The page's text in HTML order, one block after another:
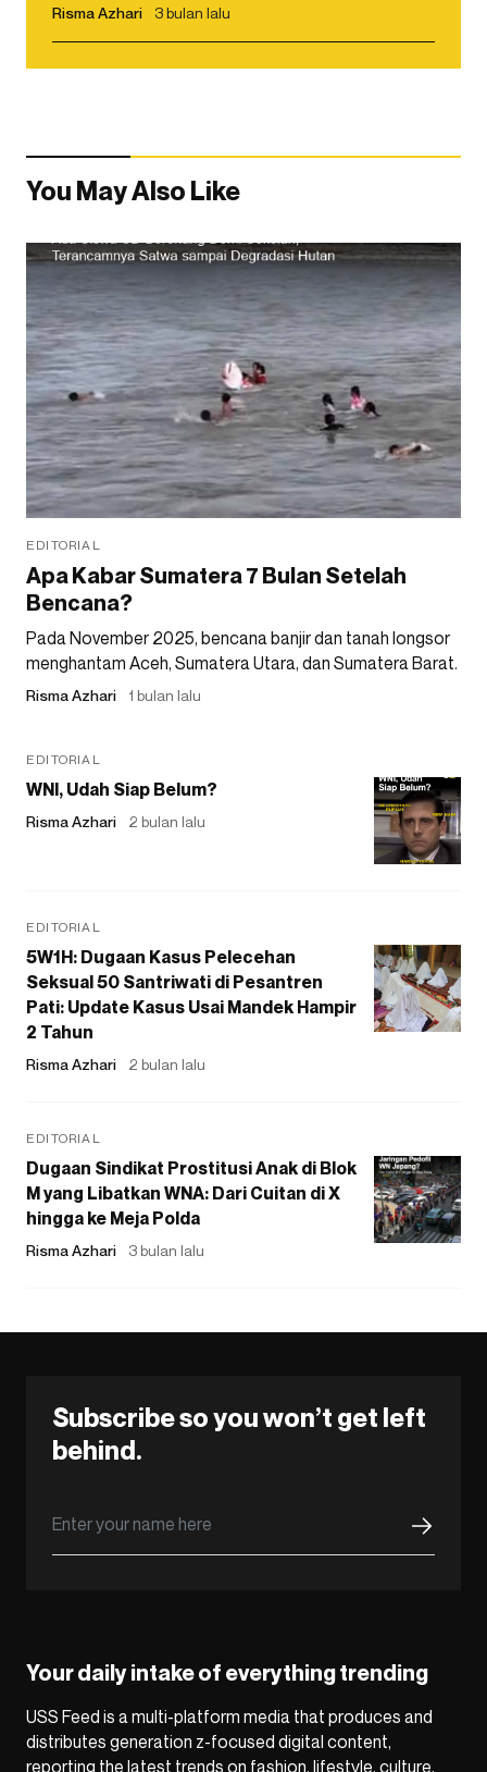
Risma Azhari 3 bulan lalu
You May Also Like
EDITORIAL
Apa Kabar Sumatera 7 Bulan Setelah
Bencana?
Pada November 2025, bencana banjir dan tanah longsor
menghantam Aceh, Sumatera Utara, dan Sumatera Barat.
Risma Azhari 1 bulan lalu
EDITORIAL
WNI, Udah Siap Belum?
Risma Azhari 2 bulan lalu
EDITORIAL
5W1H: Dugaan Kasus Pelecehan
Seksual 50 Santriwati di Pesantren
Pati: Update Kasus Usai Mandek Hampir
2 Tahun
Risma Azhari 2 bulan lalu
EDITORIAL
Dugaan Sindikat Prostitusi Anak di Blok
M yang Libatkan WNA: Dari Cuitan di X
hingga ke Meja Polda
Risma Azhari 3 bulan lalu
Subscribe so you won’t get left
behind.
Your daily intake of everything trending
USS Feed is a multi-platform media that produces and
distributes generation z-focused digital content,
reporting the latest trends on fashion, lifestyle, culture,